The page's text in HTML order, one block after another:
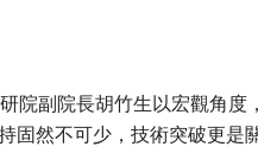
院副院長胡竹生以宏觀角
然不可少，技術突破更是